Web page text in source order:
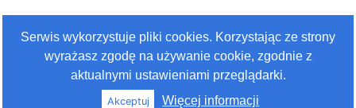
Serwis wykorzystuje pliki cookies. Korzystając ze strony
wyrażasz zgodę na używanie cookie, zgodnie z
aktualnymi ustawieniami przeglądarki.
Akceptuj Więcej informacji
Szukaj